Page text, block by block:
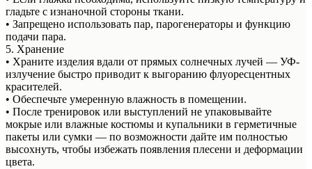
гладьте с изнаночной стороны ткани.
• Запрещено использовать пар, парогенераторы и функцию
подачи пара.
5. Хранение
• Храните изделия вдали от прямых солнечных лучей — УФ-
излучение быстро приводит к выгоранию флуоресцентных
красителей.
• Обеспечьте умеренную влажность в помещении.
• После тренировок или выступлений не упаковывайте
мокрые или влажные костюмы и купальники в герметичные
пакеты или сумки — по возможности дайте им полностью
высохнуть, чтобы избежать появления плесени и деформации
цвета.